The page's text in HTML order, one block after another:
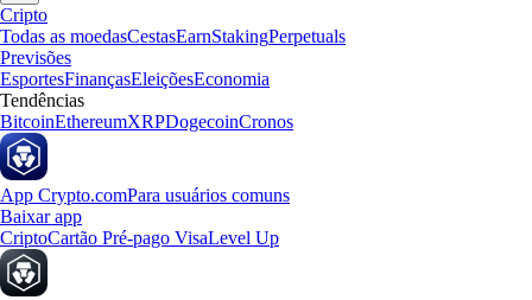
Cripto
Todas as moedasCestasEarnStakingPerpetuals
Previsões
EsportesFinançasEleiçõesEconomia
Tendências
BitcoinEthereumXRPDogecoinCronos
App Crypto.comPara usuários comuns
Baixar app
CriptoCartão Pré-pago VisaLevel Up